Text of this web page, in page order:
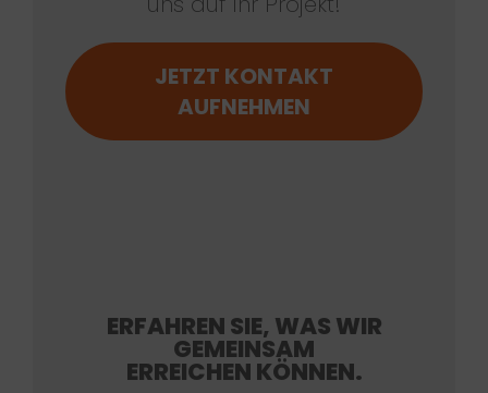
JETZT KONTAKT
AUFNEHMEN
ERFAHREN SIE, WAS WIR
GEMEINSAM
ERREICHEN KÖNNEN.